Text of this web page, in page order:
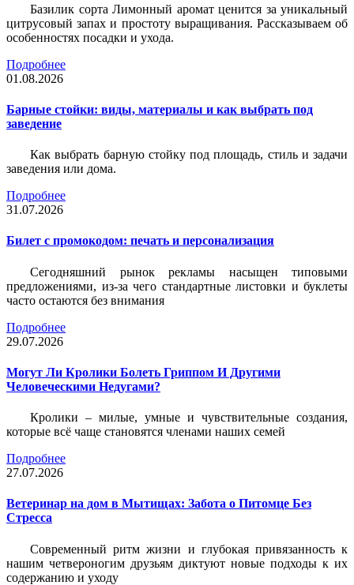
Базилик сорта Лимонный аромат ценится за уникальный
цитрусовый запах и простоту выращивания. Рассказываем об
особенностях посадки и ухода.
Подробнее
01.08.2026
Барные стойки: виды, материалы и как выбрать под
заведение
Как выбрать барную стойку под площадь, стиль и задачи
заведения или дома.
Подробнее
31.07.2026
Билет c промокодом: печать и персонализация
Сегодняшний рынок рекламы насыщен типовыми
предложениями, из-за чего стандартные листовки и буклеты
часто остаются без внимания
Подробнее
29.07.2026
Могут Ли Кролики Болеть Гриппом И Другими
Человеческими Недугами?
Кролики – милые, умные и чувствительные создания,
которые всё чаще становятся членами наших семей
Подробнее
27.07.2026
Ветеринар на дом в Мытищах: Забота о Питомце Без
Стресса
Современный ритм жизни и глубокая привязанность к
нашим четвероногим друзьям диктуют новые подходы к их
содержанию и уходу